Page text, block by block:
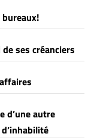
bureaux!
ses créanciers
d’une autre